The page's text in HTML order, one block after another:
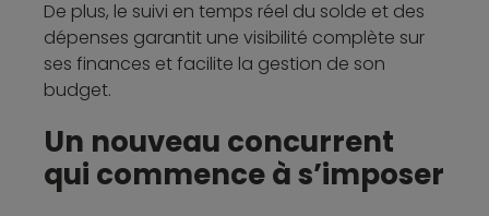
De plus, le suivi en temps réel du solde et des
dépenses garantit une visibilité complète sur
ses finances et facilite la gestion de son
budget.
Un nouveau concurrent
qui commence à s’imposer